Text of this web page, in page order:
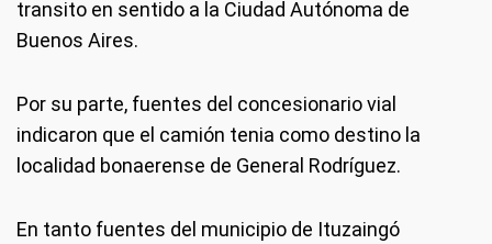
transito en sentido a la Ciudad Autónoma de
Buenos Aires.
Por su parte, fuentes del concesionario vial
indicaron que el camión tenia como destino la
localidad bonaerense de General Rodríguez.
En tanto fuentes del municipio de Ituzaingó